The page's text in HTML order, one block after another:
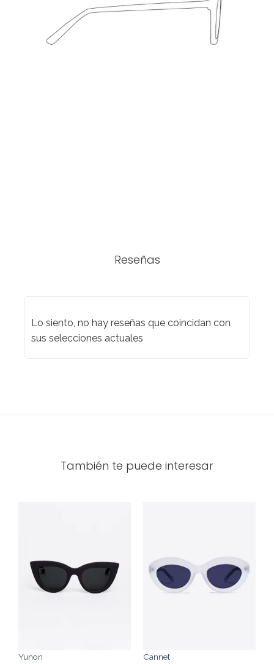
Reseñas
Lo siento, no hay reseñas que coincidan con
sus selecciones actuales
También te puede interesar
Yunon Cannet